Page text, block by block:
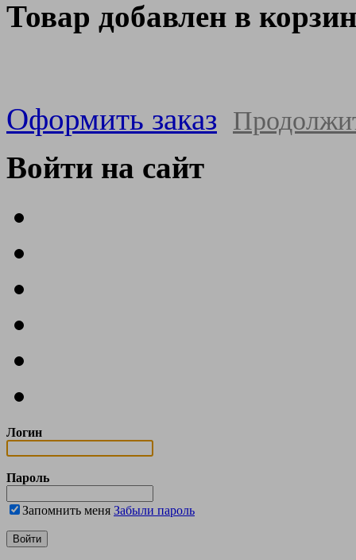
Товар добавлен в
Оформить заказ
Войти на сайт
Логин
Пароль
Запомнить меня Забыли пароль